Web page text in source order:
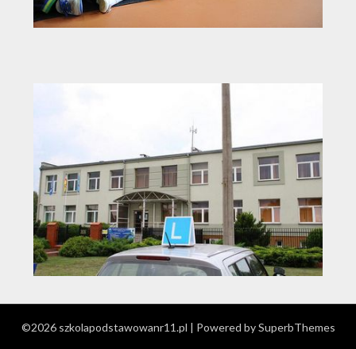
©2026 szkolapodstawowanr11.pl | Powered bySuperbThemes